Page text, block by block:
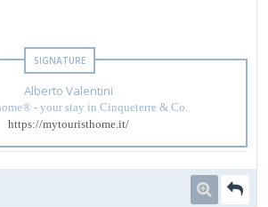
Alberto Valentini
- your stay in Cinqueterre & Co.
https://mytouristhome.it/